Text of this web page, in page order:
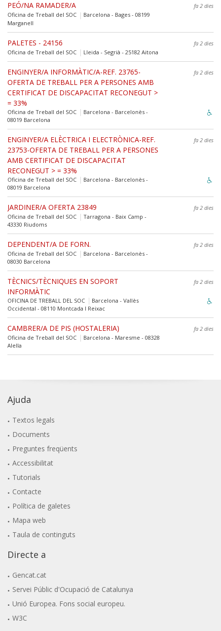
PEÓ/NA RAMADER/A
fa 2 dies
Oficina de Treball del SOC
Barcelona - Bages - 08199
Marganell
PALETES - 24156
fa 2 dies
Oficina de Treball del SOC
Lleida - Segrià - 25182 Aitona
ENGINYER/A INFORMÀTIC/A-REF. 23765-
OFERTA DE TREBALL PER A PERSONES AMB
CERTIFICAT DE DISCAPACITAT RECONEGUT >
= 33%
fa 2 dies
Oficina de Treball del SOC
Barcelona - Barcelonès -
08019 Barcelona
ENGINYER/A ELÈCTRICA I ELECTRÒNICA-REF.
23753-OFERTA DE TREBALL PER A PERSONES
AMB CERTIFICAT DE DISCAPACITAT
RECONEGUT > = 33%
fa 2 dies
Oficina de Treball del SOC
Barcelona - Barcelonès -
08019 Barcelona
JARDINER/A OFERTA 23849
fa 2 dies
Oficina de Treball del SOC
Tarragona - Baix Camp -
43330 Riudoms
DEPENDENT/A DE FORN.
fa 2 dies
Oficina de Treball del SOC
Barcelona - Barcelonès -
08030 Barcelona
TÈCNICS/TÈCNIQUES EN SOPORT
INFORMÀTIC
fa 2 dies
OFICINA DE TREBALL DEL SOC
Barcelona - Vallès
Occidental - 08110 Montcada I Reixac
CAMBRER/A DE PIS (HOSTALERIA)
fa 2 dies
Oficina de Treball del SOC
Barcelona - Maresme - 08328
Alella
Ajuda
Textos legals
Documents
Preguntes freqüents
Accessibilitat
Tutorials
Contacte
Política de galetes
Mapa web
Taula de continguts
Directe a
Gencat.cat
Servei Públic d'Ocupació de Catalunya
Unió Europea. Fons social europeu.
W3C